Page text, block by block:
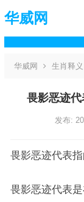
华威网
华威网 生肖释义
畏影恶迹
发布:
畏影恶迹代表
畏影恶迹代表